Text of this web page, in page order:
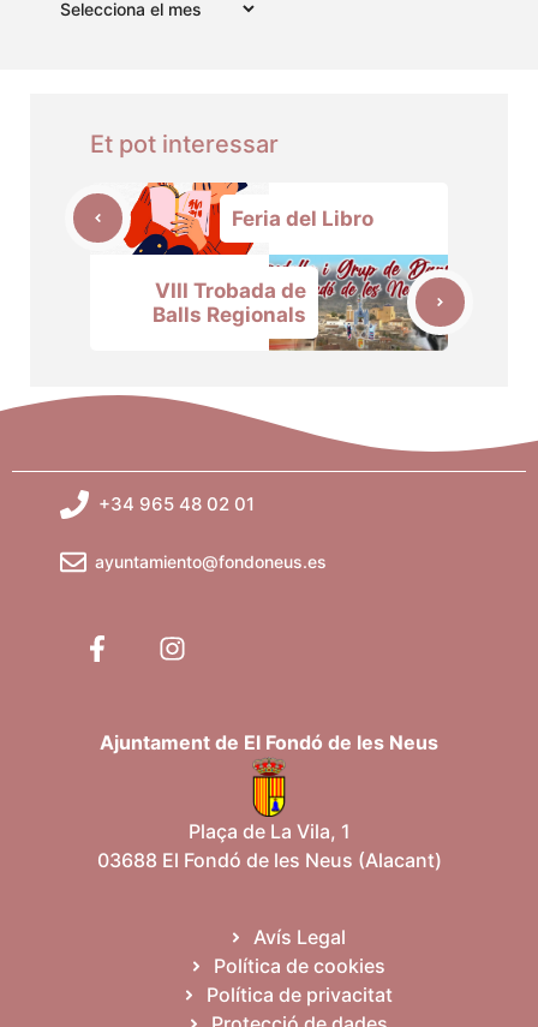
Et pot interessar
Feria del Libro
VIII Trobada de
Balls Regionals
+34 965 48 02 01
ayuntamiento@fondoneus.es
Ajuntament de El Fondó de les Neus
Plaça de La Vila, 1
03688 El Fondó de les Neus (Alacant)
Avís Legal
Política de cookies
Política de privacitat